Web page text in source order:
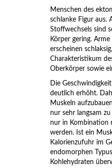
Menschen des
schlanke Figur aus.
Stoffwechsels sind
Körper gering.
erscheinen
Charakteristikum
Oberkörper sowie
Die
deutlich erhöht.
Muskeln
nur sehr langsam
nur in Kombination
werden. Ist ein
Kalorienzufuhr im
endomorphen
Kohlehydraten